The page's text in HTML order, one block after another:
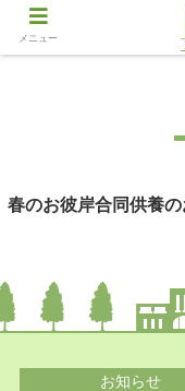
春のお彼岸合同供養
お知らせ
メニュー